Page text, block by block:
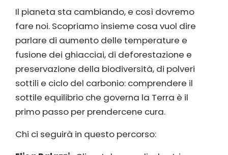
Il pianeta sta cambiando, e così dovremo
fare noi. Scopriamo insieme cosa vuol dire
parlare di aumento delle temperature e
fusione dei ghiacciai, di deforestazione e
preservazione della biodiversità, di polveri
sottili e ciclo del carbonio: comprendere il
sottile equilibrio che governa la Terra è il
primo passo per prendercene cura.
Chi ci seguirà in questo percorso: